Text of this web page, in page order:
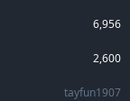
6,956
2,600
tayfun1907